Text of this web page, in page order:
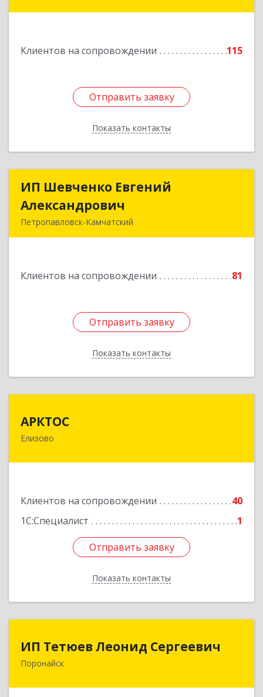
Клиентов на сопровождении 115
Отправить заявку
Показать контакты
Подробнее
Отправить заявку
Назад
ИП Шевченко Евгений
Александрович
Петропавловск-Камчатский
Клиентов на сопровождении 81
Отправить заявку
Показать контакты
ИП Шевченко Евгений
Отправить заявку
Назад
АРКТОС
Елизово
Клиентов на сопровождении
40
1С:Специалист
1
Отправить заявку
Показать контакты
684036, Камчатский край, Елизовский р-н,
Отправить заявку
Назад
ИП Тетюев Леонид Сергеевич
Поронайск
694242, Сахалинская обл, Поронайск г, Фрунзе